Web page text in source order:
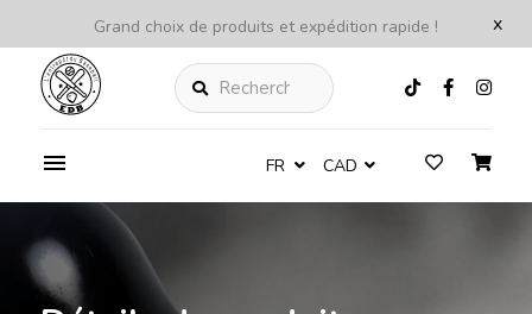
x
Grand choix de produits et expédition rapide !
Rechercher
FR CAD